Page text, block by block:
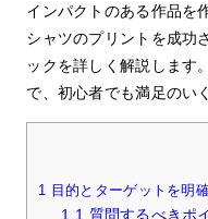
インパクトのある作品を
シャツのプリントを成功
ックを詳しく解説します
で、初心者でも満足のい
1 目的とターゲットを明
1.1 質問するべきポ